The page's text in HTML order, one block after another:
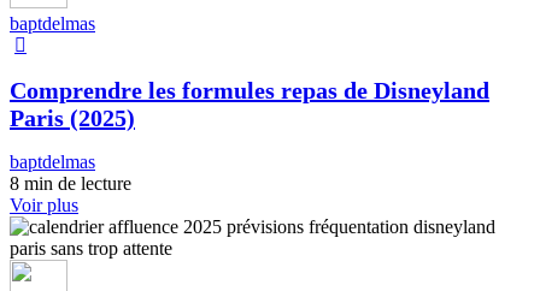
baptdelmas
Comprendre les formules repas de Disneyland
Paris (2025)
baptdelmas
8 min de lecture
Voir plus